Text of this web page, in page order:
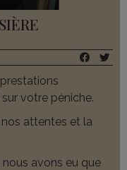
votre péniche.
attentes et la
avons eu que